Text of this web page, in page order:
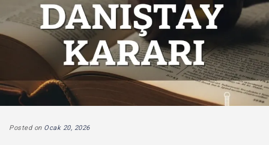
Posted on Ocak 20, 2026